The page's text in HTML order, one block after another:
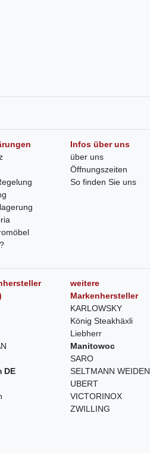
Infos über uns
über uns
Öffnungszeiten
So finden Sie uns
DE
weitere
Markenhersteller
KARLOWSKY
König Steakhäxli
Liebherr
Manitowoc
SARO
SELTMANN WEIDEN
UBERT
VICTORINOX
ZWILLING